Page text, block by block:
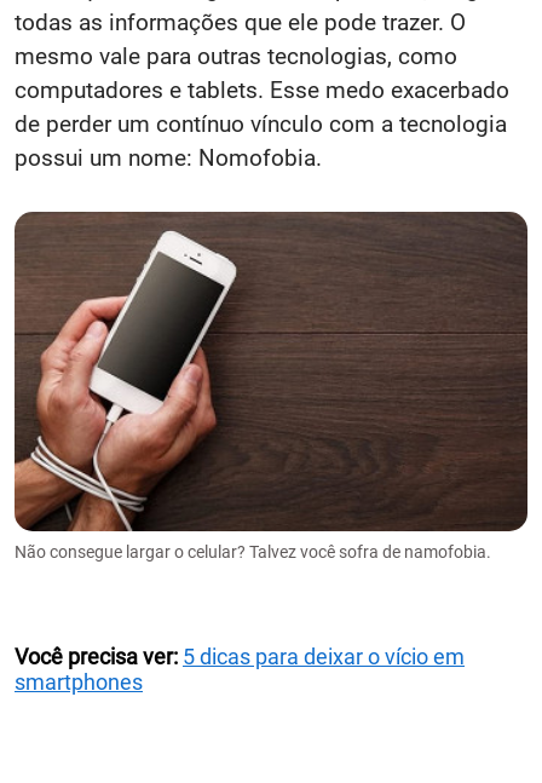
todas as informações que ele pode trazer. O
mesmo vale para outras tecnologias, como
computadores e tablets. Esse medo exacerbado
de perder um contínuo vínculo com a tecnologia
possui um nome: Nomofobia.
Não consegue largar o celular? Talvez você sofra de namofobia.
Você precisa ver: 5 dicas para deixar o vício em
smartphones